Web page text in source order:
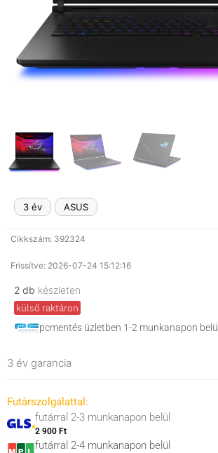
3 év ASUS
Cikkszám: 392324
Frissítve: 2026-07-24 15:12:16
2 db készleten
külső raktáron
pcmentés üzletben 1-2 munkanapon belül
3 év garancia
Futárszolgálattal:
futárral 2-3 munkanapon belül
2 900 Ft
futárral 2-4 munkanapon belül